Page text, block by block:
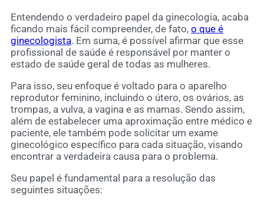
Entendendo o verdadeiro papel da ginecologia, acaba
ficando mais fácil compreender, de fato, o que é
ginecologista. Em suma, é possível afirmar que esse
profissional de saúde é responsável por manter o
estado de saúde geral de todas as mulheres.
Para isso, seu enfoque é voltado para o aparelho
reprodutor feminino, incluindo o útero, os ovários, as
trompas, a vulva, a vagina e as mamas. Sendo assim,
além de estabelecer uma aproximação entre médico e
paciente, ele também pode solicitar um exame
ginecológico específico para cada situação, visando
encontrar a verdadeira causa para o problema.
Seu papel é fundamental para a resolução das
seguintes situações: